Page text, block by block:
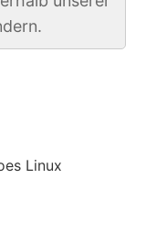
Linux